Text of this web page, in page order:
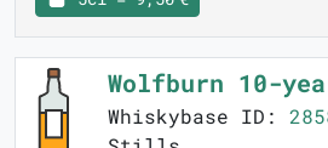
Wolfburn 10-
Whiskybase ID: